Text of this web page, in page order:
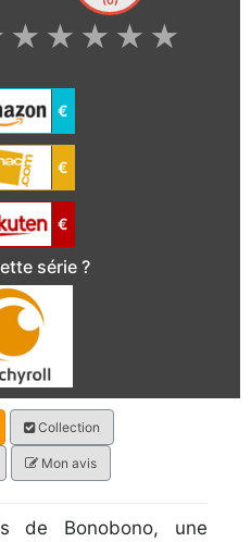
★
★
★
★
★
€
€
€
série ?
Collection
Mon avis
de Bonobono, une